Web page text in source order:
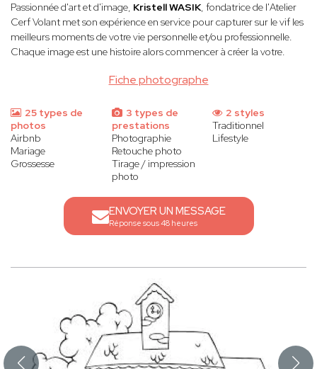
Fiche photographe
Passionnée d'art et d'image, Kristell WASIK, fondatrice de l'Atelier
Cerf Volant met son expérience en service pour capturer sur le vif les
meilleurs moments de votre vie personnelle et/ou professionnelle.
Chaque image est une histoire alors commencer à créer la votre.
25 types de
photos
Airbnb
Mariage
Grossesse
3 types de
prestations
Photographie
Retouche photo
Tirage / impression
photo
2 styles
Traditionnel
Lifestyle
ENVOYER UN MESSAGE
Réponse sous 48 heures